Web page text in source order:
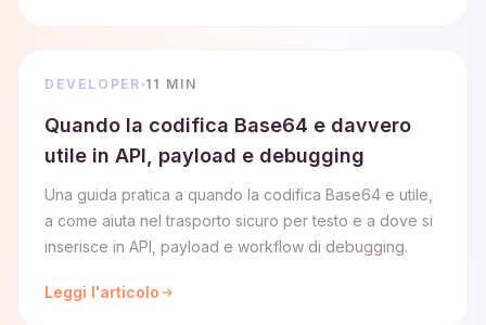
DEVELOPER 11 MIN
Quando la codifica Base64 e davvero
utile in API, payload e debugging
Una guida pratica a quando la codifica Base64 e utile,
a come aiuta nel trasporto sicuro per testo e a dove si
inserisce in API, payload e workflow di debugging.
Leggi l'articolo